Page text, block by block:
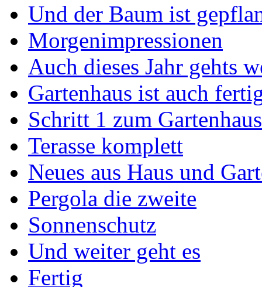
Und der Baum ist
Morgenimpressionen
Auch dieses Jahr gehts
Gartenhaus ist auch
Schritt 1 zum Gartenhaus
Terasse komplett
Neues aus Haus und
Pergola die zweite
Sonnenschutz
Und weiter geht es
Fertig